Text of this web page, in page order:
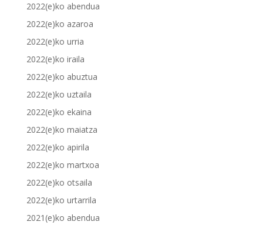
2022(e)ko abendua
2022(e)ko azaroa
2022(e)ko urria
2022(e)ko iraila
2022(e)ko abuztua
2022(e)ko uztaila
2022(e)ko ekaina
2022(e)ko maiatza
2022(e)ko apirila
2022(e)ko martxoa
2022(e)ko otsaila
2022(e)ko urtarrila
2021(e)ko abendua